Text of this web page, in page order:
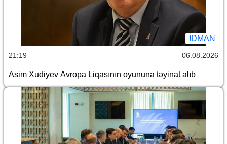
İDMAN
21:19 06.08.2026
Asim Xudiyev Avropa Liqasının oyununa təyinat alıb